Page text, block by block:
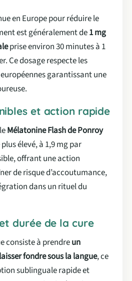
en Europe pour réduire le
est généralement de1 mg
prise environ 30 minutes à 1
Ce dosage respecte les
garantissant une
et action rapide
Mélatonine Flash de Ponroy
élevé, à 1,9 mg par
offrant une action
de risque d’accoutumance,
dans un rituel du
durée de la cure
consiste à prendreun
fondre sous la langue, ce
sublinguale rapide et